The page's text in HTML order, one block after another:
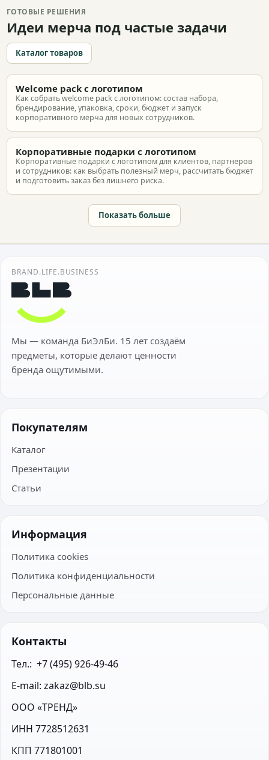
ГОТОВЫЕ РЕШЕНИЯ
Идеи мерча под частые задачи
Каталог товаров
Welcome pack с логотипом
Как собрать welcome pack с логотипом: состав набора,
брендирование, упаковка, сроки, бюджет и запуск
корпоративного мерча для новых сотрудников.
Корпоративные подарки с логотипом
Корпоративные подарки с логотипом для клиентов, партнеров
и сотрудников: как выбрать полезный мерч, рассчитать бюджет
и подготовить заказ без лишнего риска.
Показать больше
BRAND.LIFE.BUSINESS
Мы — команда БиЭлБи. 15 лет создаём
предметы, которые делают ценности
бренда ощутимыми.
Покупателям
Каталог
Презентации
Статьи
Информация
Политика cookies
Политика конфиденциальности
Персональные данные
Контакты
Тел.:  +7 (495) 926-49-46
E-mail: zakaz@blb.su
ООО «ТРЕНД»
ИНН 7728512631
КПП 771801001